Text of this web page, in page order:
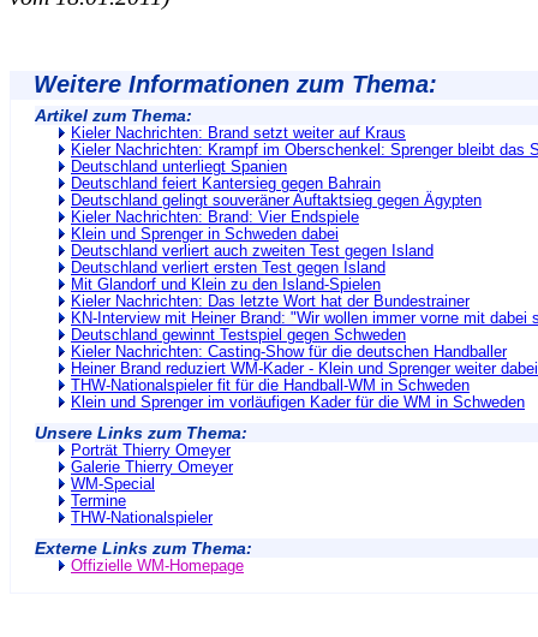
Weitere Informationen zum Thema:
Artikel zum Thema:
Kieler Nachrichten: Brand setzt weiter auf Kraus
Kieler Nachrichten: Krampf im Oberschenkel: Sprenger bleibt das
Deutschland unterliegt Spanien
Deutschland feiert Kantersieg gegen Bahrain
Deutschland gelingt souveräner Auftaktsieg gegen Ägypten
Kieler Nachrichten: Brand: Vier Endspiele
Klein und Sprenger in Schweden dabei
Deutschland verliert auch zweiten Test gegen Island
Deutschland verliert ersten Test gegen Island
Mit Glandorf und Klein zu den Island-Spielen
Kieler Nachrichten: Das letzte Wort hat der Bundestrainer
KN-Interview mit Heiner Brand: "Wir wollen immer vorne mit dabei
Deutschland gewinnt Testspiel gegen Schweden
Kieler Nachrichten: Casting-Show für die deutschen Handballer
Heiner Brand reduziert WM-Kader - Klein und Sprenger weiter dabei
THW-Nationalspieler fit für die Handball-WM in Schweden
Klein und Sprenger im vorläufigen Kader für die WM in Schweden
Unsere Links zum Thema:
Porträt Thierry Omeyer
Galerie Thierry Omeyer
WM-Special
Termine
THW-Nationalspieler
Externe Links zum Thema:
Offizielle WM-Homepage